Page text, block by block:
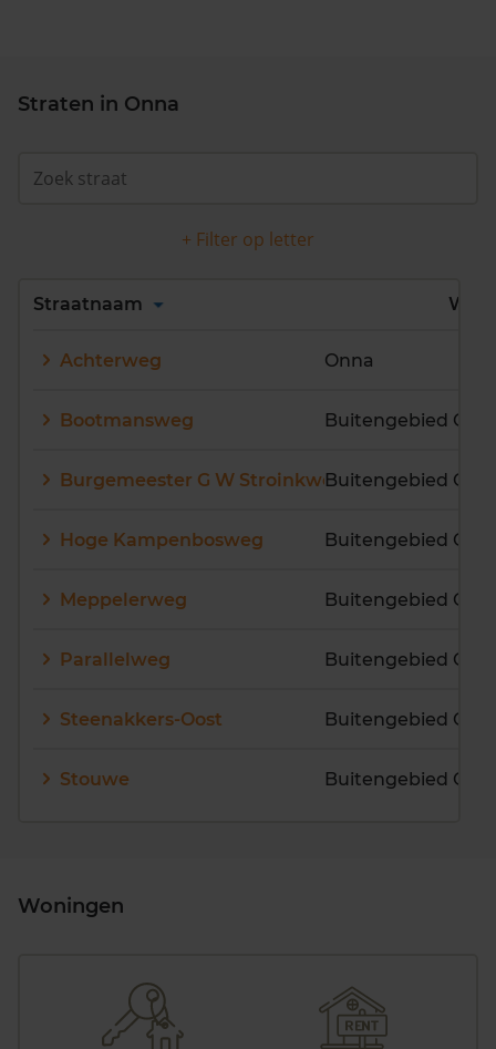
Straten in Onna
+ Filter op letter
Alles
Q
R U
V
Straatnaam Wijk
Achterweg Onna
Bootmansweg Buitengebied
Burgemeester G W StroinkwegBuitengebied
Hoge Kampenbosweg Buitengebied
Meppelerweg Buitengebied
Parallelweg Buitengebied
Steenakkers-Oost Buitengebied
Stouwe Buitengebied
Woningen